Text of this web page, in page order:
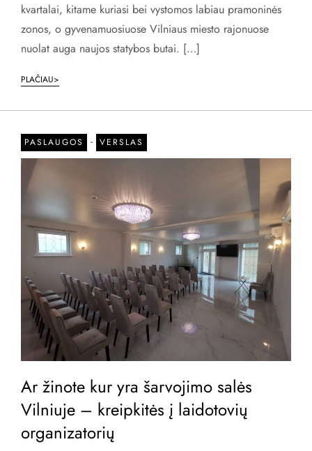
kvartalai, kitame kuriasi bei vystomos labiau pramoninės
zonos, o gyvenamuosiuose Vilniaus miesto rajonuose
nuolat auga naujos statybos butai. […]
PLAČIAU>
PASLAUGOS - VERSLAS
Ar žinote kur yra šarvojimo salės
Vilniuje – kreipkitės į laidotovių
organizatorių